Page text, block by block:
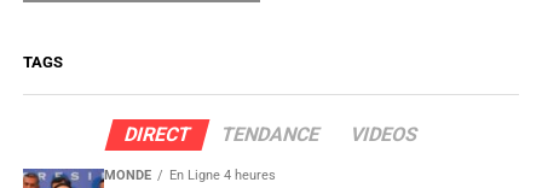
TAGS
DIRECT TENDANCE VIDEOS
MONDE En Ligne 4 heures